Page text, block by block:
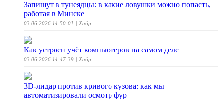
Запишут в тунеядцы: в какие ловушки можно попасть,
работая в Минске
03.06.2026 14:50:01 | Хабр
Как устроен учёт компьютеров на самом деле
03.06.2026 14:47:39 | Хабр
3D-лидар против кривого кузова: как мы
автоматизировали осмотр фур